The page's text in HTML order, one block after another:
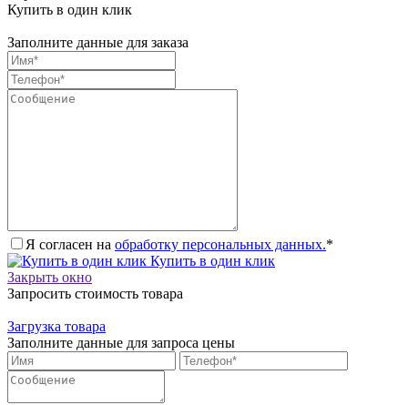
Купить в один клик
Заполните данные для заказа
Я согласен на обработку персональных данных.*
Купить в один клик
Закрыть окно
Запросить стоимость товара
Загрузка товара
Заполните данные для запроса цены